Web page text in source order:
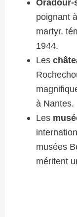
Oradour-
poignant
martyr,
1944.
Les
à Nantes.
Les
musées
méritent